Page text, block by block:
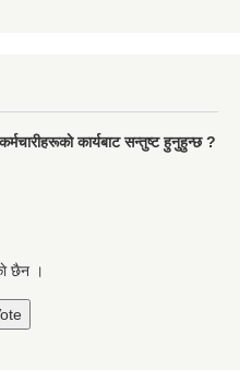
कार्यबाट सन्तुष्ट हुनुहुन्छ ?
छैन ।